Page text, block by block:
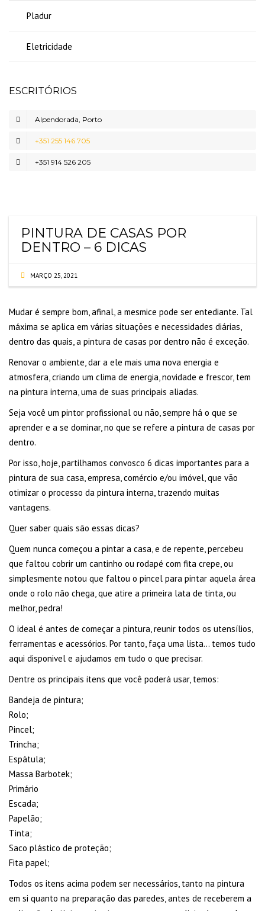
Pladur
Eletricidade
ESCRITÓRIOS
Alpendorada, Porto
+351 255 146 705
+351 914 526 205
PINTURA DE CASAS POR
DENTRO – 6 DICAS
MARÇO 25, 2021
Mudar é sempre bom, afinal, a mesmice pode ser entediante. Tal
máxima se aplica em várias situações e necessidades diárias,
dentro das quais, a pintura de casas por dentro não é exceção.
Renovar o ambiente, dar a ele mais uma nova energia e
atmosfera, criando um clima de energia, novidade e frescor, tem
na pintura interna, uma de suas principais aliadas.
Seja você um pintor profissional ou não, sempre há o que se
aprender e a se dominar, no que se refere a pintura de casas por
dentro.
Por isso, hoje, partilhamos convosco 6 dicas importantes para a
pintura de sua casa, empresa, comércio e/ou imóvel, que vão
otimizar o processo da pintura interna, trazendo muitas
vantagens.
Quer saber quais são essas dicas?
Quem nunca começou a pintar a casa, e de repente, percebeu
que faltou cobrir um cantinho ou rodapé com fita crepe, ou
simplesmente notou que faltou o pincel para pintar aquela área
onde o rolo não chega, que atire a primeira lata de tinta, ou
melhor, pedra!
O ideal é antes de começar a pintura, reunir todos os utensílios,
ferramentas e acessórios. Por tanto, faça uma lista… temos tudo
aqui disponivel e ajudamos em tudo o que precisar.
Dentre os principais itens que você poderá usar, temos:
Bandeja de pintura;
Rolo;
Pincel;
Trincha;
Espátula;
Massa Barbotek;
Primário
Escada;
Papelão;
Tinta;
Saco plástico de proteção;
Fita papel;
Todos os itens acima podem ser necessários, tanto na pintura
em si quanto na preparação das paredes, antes de receberem a